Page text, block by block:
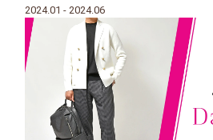
2024.01 - 2024.06